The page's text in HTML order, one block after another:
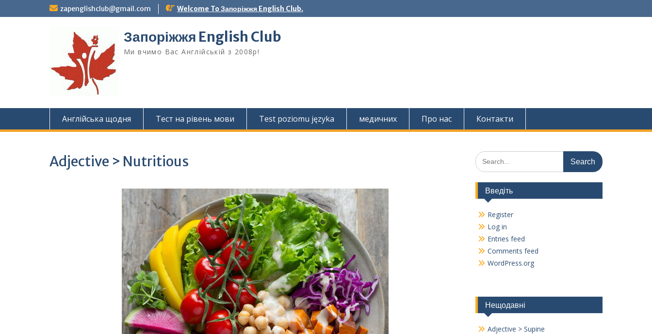
to
zapenglishclub@gmail.com Welcome To Запоріжжя English Club.
Запоріжжя English Club
Ми вчимо Вас Англійській з 2008р!
Англійська щодня Тест на рівень мови Test poziomu języka медичних Про нас Контакти
Adjective > Nutritious
Search
for:
Введіть
Register
Log in
Entries feed
Comments feed
WordPress.org
Нещодавні
Adjective > Supine